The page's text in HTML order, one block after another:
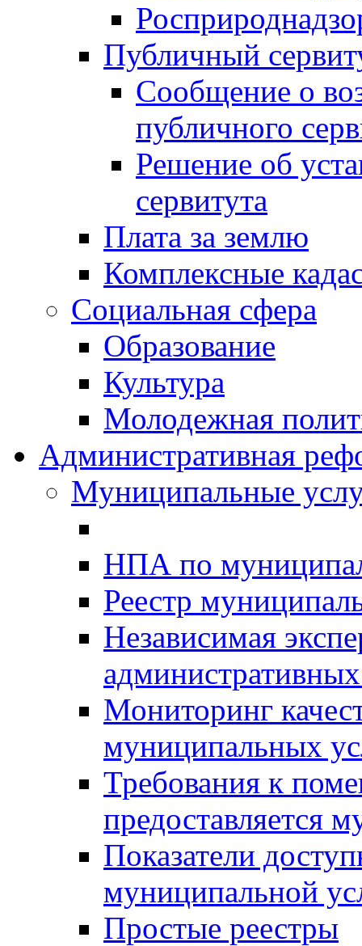
Публичный
Сообщение о
публичного
Решение об
сервитута
Плата за землю
Комплексные
Социальная сфера
Образование
Культура
Молодежная
Административная
Муниципальные
НПА по
Реестр
Независимая
Мониторинг
муниципальных
Требования к
предоставляется
Показатели
муниципальной
Простые реестры